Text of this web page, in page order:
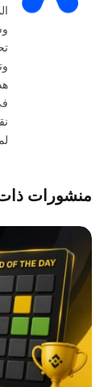
منشورات